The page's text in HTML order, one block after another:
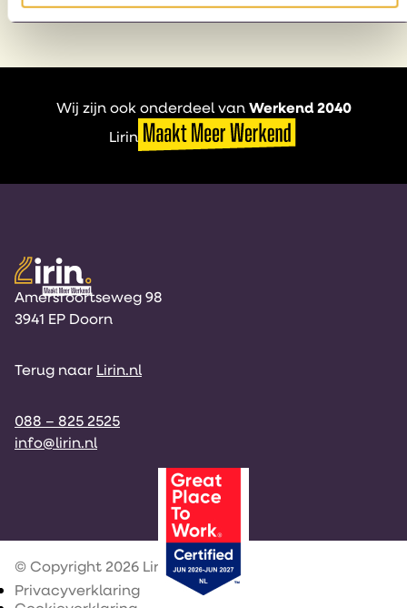
Wij zijn ook onderdeel vanWerkend 2040
Lirin
Amersfoortseweg 98
3941 EP Doorn
Terug naar Lirin.nl
088 – 825 2525
info@lirin.nl
© Copyright 2026 Lirin
Privacyverklaring(opent